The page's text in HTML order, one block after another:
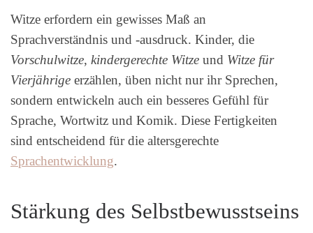
Witze erfordern ein gewisses Maß an
Sprachverständnis und -ausdruck. Kinder, die
Vorschulwitze, kindergerechte Witze und Witze für
Vierjährige erzählen, üben nicht nur ihr Sprechen,
sondern entwickeln auch ein besseres Gefühl für
Sprache, Wortwitz und Komik. Diese Fertigkeiten
sind entscheidend für die altersgerechte
Sprachentwicklung.
Stärkung des Selbstbewusstseins